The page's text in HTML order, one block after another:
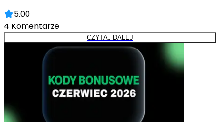
5.00
4 Komentarze
CZYTAJ DALEJ